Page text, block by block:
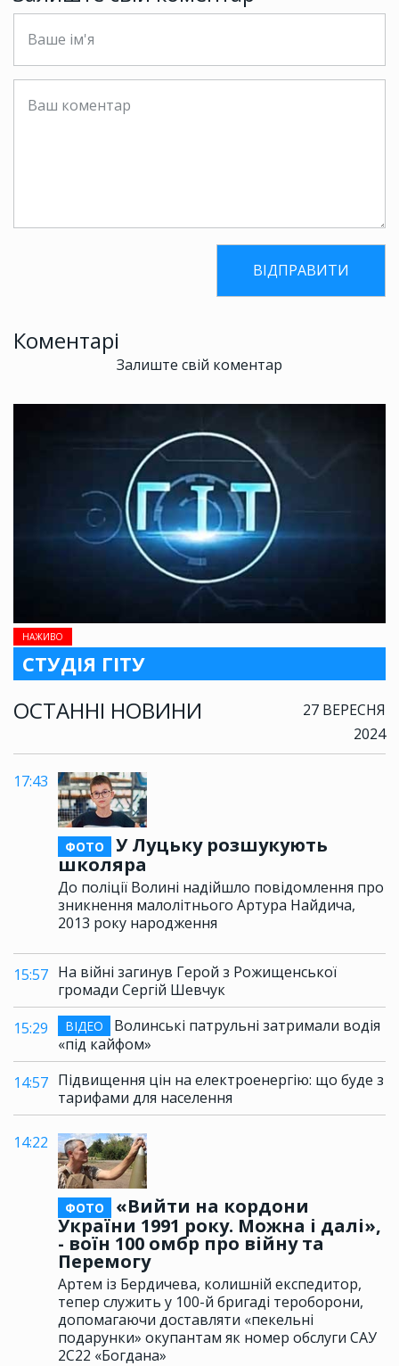
НАЖИВО
СТУДІЯ ГІТУ
ОСТАННІ НОВИНИ
27 ВЕРЕСНЯ
2024
17:43
ФОТО
У Луцьку розшукують
школяра
До поліції Волині надійшло повідомлення про
зникнення малолітнього Артура Найдича,
2013 року народження
15:57 На війні загинув Герой з Рожищенської
громади Сергій Шевчук
15:29
ВІДЕО
Волинські патрульні затримали водія
«під кайфом»
14:57 Підвищення цін на електроенергію: що буде з
тарифами для населення
14:22
ФОТО
«Вийти на кордони
України 1991 року. Можна і далі»,
- воїн 100 омбр про війну та
Перемогу
Артем із Бердичева, колишній експедитор,
тепер служить у 100-й бригаді тероборони,
допомагаючи доставляти «пекельні
подарунки» окупантам як номер обслуги САУ
2С22 «Богдана»
Коментарі
Залиште свій коментар